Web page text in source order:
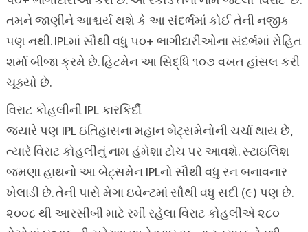
તમને જાણીને આશ્ચર્ય થશે કે આ સંદર્ભમાં કોઈ તેની નજીક
પણ નથી. IPLમાં સૌથી વધુ ૫૦+ ભાગીદારીઓના સંદર્ભમાં રોહિત
શર્મા બીજા ક્રમે છે. હિટમેન આ સિદ્ધિ ૧૦૭ વખત હાંસલ કરી
ચૂક્યો છે.
વિરાટ કોહલીની IPL કારકિર્દી
જ્યારે પણ IPL ઇતિહાસના મહાન બેટ્સમેનોની ચર્ચા થાય છે,
ત્યારે વિરાટ કોહલીનું નામ હંમેશા ટોચ પર આવશે. સ્ટાઇલિશ
જમણા હાથનો આ બેટ્સમેન IPLનો સૌથી વધુ રન બનાવનાર
ખેલાડી છે. તેની પાસે મેગા ઇવેન્ટમાં સૌથી વધુ સદી (૯) પણ છે.
૨૦૦૮ થી આરસીબી માટે રમી રહેલા વિરાટ કોહલીએ ૨૮૦